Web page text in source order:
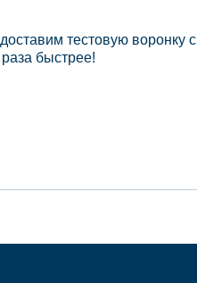
тестовую воронку с
быстрее!